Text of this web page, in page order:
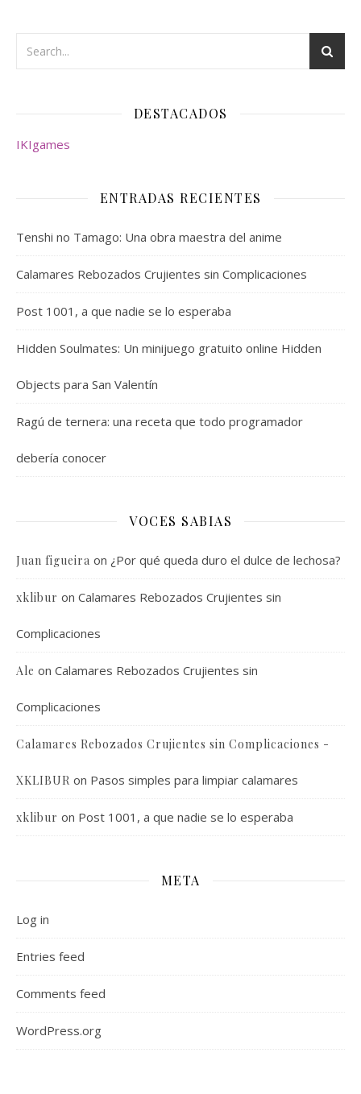
DESTACADOS
IKIgames
ENTRADAS RECIENTES
Tenshi no Tamago: Una obra maestra del anime
Calamares Rebozados Crujientes sin Complicaciones
Post 1001, a que nadie se lo esperaba
Hidden Soulmates: Un minijuego gratuito online Hidden
Objects para San Valentín
Ragú de ternera: una receta que todo programador
debería conocer
VOCES SABIAS
Juan figueira on ¿Por qué queda duro el dulce de lechosa?
xklibur on Calamares Rebozados Crujientes sin
Complicaciones
Ale on Calamares Rebozados Crujientes sin
Complicaciones
Calamares Rebozados Crujientes sin Complicaciones -
XKLIBUR on Pasos simples para limpiar calamares
xklibur on Post 1001, a que nadie se lo esperaba
META
Log in
Entries feed
Comments feed
WordPress.org